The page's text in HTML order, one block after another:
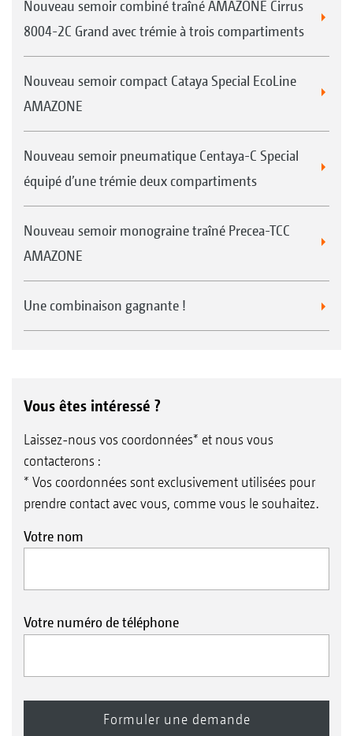
Nouveau semoir combiné traîné AMAZONE Cirrus
8004-2C Grand avec trémie à trois compartiments
Nouveau semoir compact Cataya Special EcoLine
AMAZONE
Nouveau semoir pneumatique Centaya-C Special
équipé d’une trémie deux compartiments
Nouveau semoir monograine traîné Precea-TCC
AMAZONE
Une combinaison gagnante !
Vous êtes intéressé ?
Laissez-nous vos coordonnées* et nous vous
contacterons :
* Vos coordonnées sont exclusivement utilisées pour
prendre contact avec vous, comme vous le souhaitez.
Votre nom
Votre numéro de téléphone